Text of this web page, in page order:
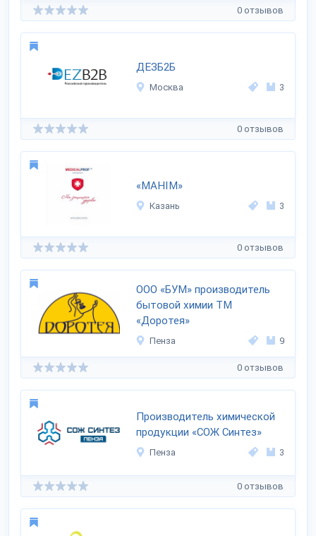
0 отзывов
ДЕЗБ2Б
Москва 3
0 отзывов
«MAHIM»
Казань 3
0 отзывов
ООО «БУМ» производитель
бытовой химии ТМ
«Доротея»
Пенза 9
0 отзывов
Производитель химической
продукции «СОЖ Синтез»
Пенза 3
0 отзывов